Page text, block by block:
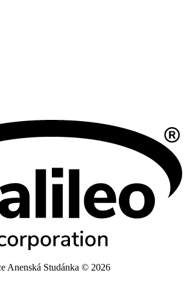
Anenská Studánka © 2026